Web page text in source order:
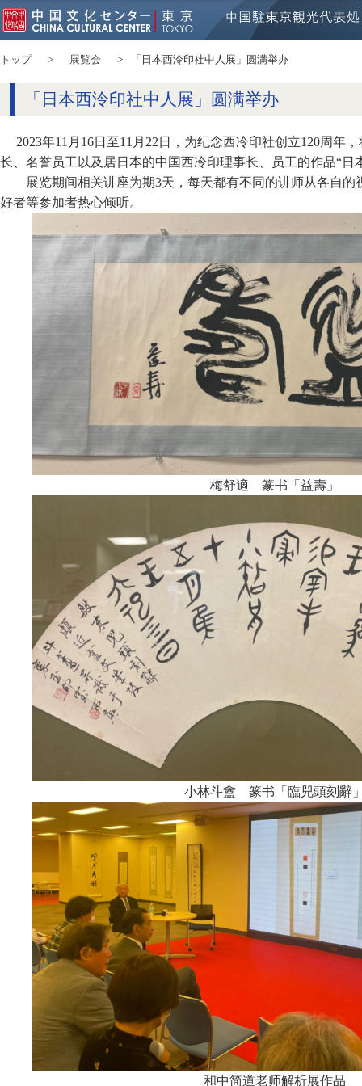
トップ 展覧会 「日本西泠印社中人展」圆满举办
「日本西泠印社中人展」圆满举办
2023年11月16日至11月22日，为纪念西冷印社创立120周年
长、名誉员工以及居日本的中国西冷印理事长、员工的作品“日
展览期间相关讲座为期3天，每天都有不同的讲师从各自
好者等参加者热心倾听。
梅舒適 篆书「益壽」
小林斗盦 篆书「臨兕頭刻辭
和中简道老师解析展作品